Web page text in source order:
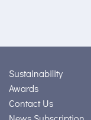
Sustainability
Awards
Contact Us